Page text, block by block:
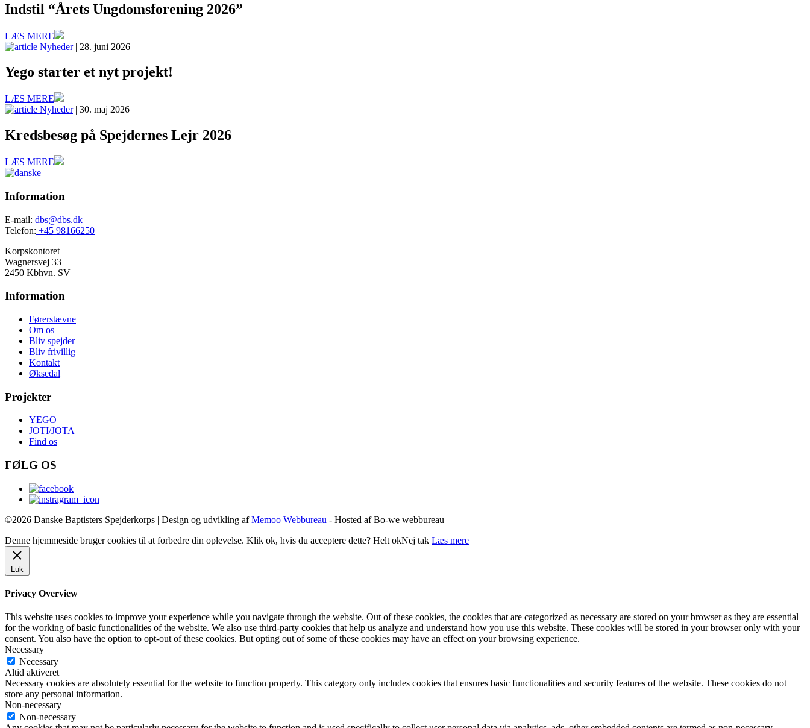
Indstil “Årets Ungdomsforening 2026”
LÆS MERE
Nyheder| 28. juni 2026
Yego starter et nyt projekt!
LÆS MERE
Nyheder| 30. maj 2026
Kredsbesøg på Spejdernes Lejr 2026
LÆS MERE
Information
E-mail: dbs@dbs.dk
Telefon: +45 98166250
Korpskontoret
Wagnersvej 33
2450 Kbhvn. SV
Information
Førerstævne
Om os
Bliv spejder
Bliv frivillig
Kontakt
Øksedal
Projekter
YEGO
JOTI/JOTA
Find os
FØLG OS
©2026 Danske Baptisters Spejderkorps | Design og udvikling afMemoo Webbureau - Hosted af Bo-we webbureau
Denne hjemmeside bruger cookies til at forbedre din oplevelse. Klik ok, hvis du acceptere dette? Helt okNej tak Læs mere
Luk
Privacy Overview
This website uses cookies to improve your experience while you navigate through the website. Out of these cookies, the cookies that are categorized as necessary are stored on your browser as they are essential
for the working of basic functionalities of the website. We also use third-party cookies that help us analyze and understand how you use this website. These cookies will be stored in your browser only with your
consent. You also have the option to opt-out of these cookies. But opting out of some of these cookies may have an effect on your browsing experience.
Necessary
Necessary
Altid aktiveret
Necessary cookies are absolutely essential for the website to function properly. This category only includes cookies that ensures basic functionalities and security features of the website. These cookies do not
store any personal information.
Non-necessary
Non-necessary